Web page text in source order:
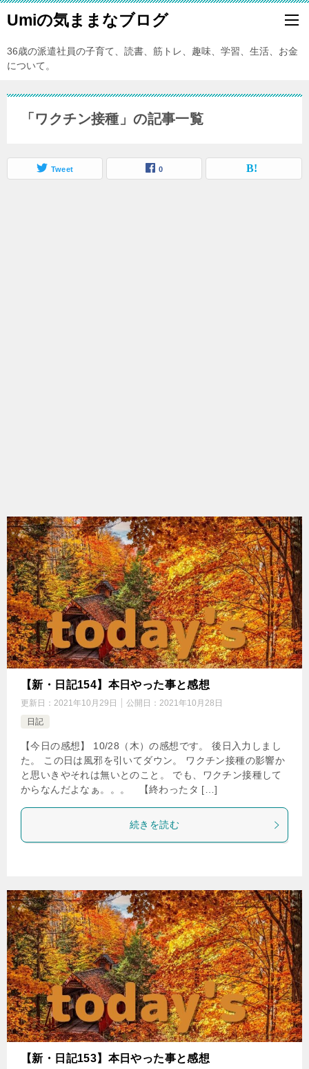
Umiの気ままなブログ
36歳の派遣社員の子育て、読書、筋トレ、趣味、学習、生活、お金
について。
「ワクチン接種」の記事一覧
Tweet 0
【新・日記154】本日やった事と感想
更新日： 2021年10月29日 公開日： 2021年10月28日
日記
【今日の感想】 10/28（木）の感想です。 後日入力しまし
た。 この日は風邪を引いてダウン。 ワクチン接種の影響か
と思いきやそれは無いとのこと。 でも、ワクチン接種して
からなんだよなぁ。。。 【終わったタ […]
続きを読む
【新・日記153】本日やった事と感想